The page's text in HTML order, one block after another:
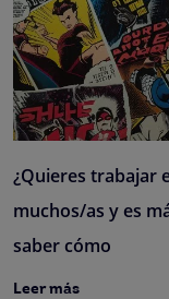
¿Quieres trabajar
muchos/as y es
saber cómo
Leer más